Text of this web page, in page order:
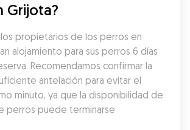
Grijota?
propietarios de los perros en
alojamiento para sus perros 6 días
Recomendamos confirmar la
antelación para evitar el
minuto, ya que la disponibilidad de
perros puede terminarse